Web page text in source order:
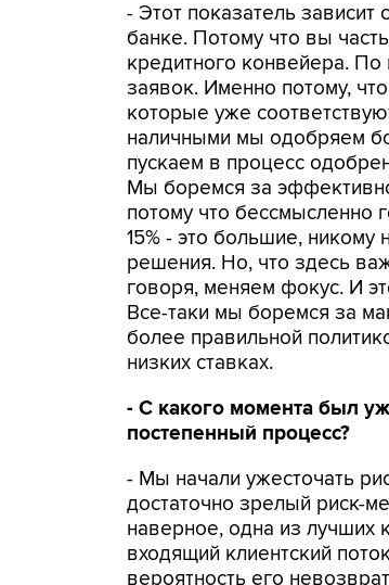
- Этот показатель
банке. Потому что вы
кредитного конвейера. По
заявок. Именно потому,
которые уже
наличными мы одобряем
пускаем в процесс
Мы боремся за
потому что бессмысленно
15% - это большие,
решения. Но, что здесь
говоря, меняем фокус. И
Все-таки мы боремся за
более правильной
низких ставках.
- С какого момента был
постепенный процесс?
- Мы начали ужесточать
достаточно зрелый риск-
наверное, одна из лучших
входящий клиентский
вероятность его